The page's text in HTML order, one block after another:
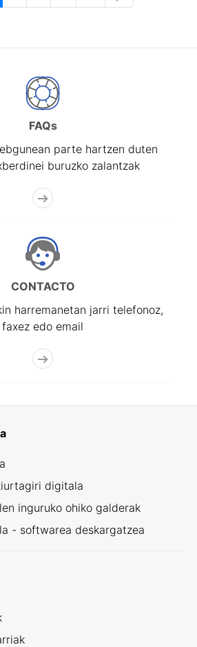
FAQs
parte hartzen duten
buruzko zalantzak
CONTACTO
harremanetan jarri telefonoz,
faxez edo email
digitala
inguruko ohiko galderak
- softwarea deskargatzea